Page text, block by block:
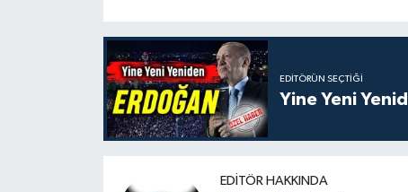
EDITÖRÜN SEÇTIĞI
Yine Yeni
EDITÖR HAKKINDA